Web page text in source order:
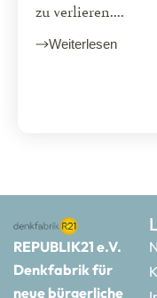
zu verlieren....
Weiterlesen
REPUBLIK21 e.V.
Denkfabrik für
neue bürgerliche